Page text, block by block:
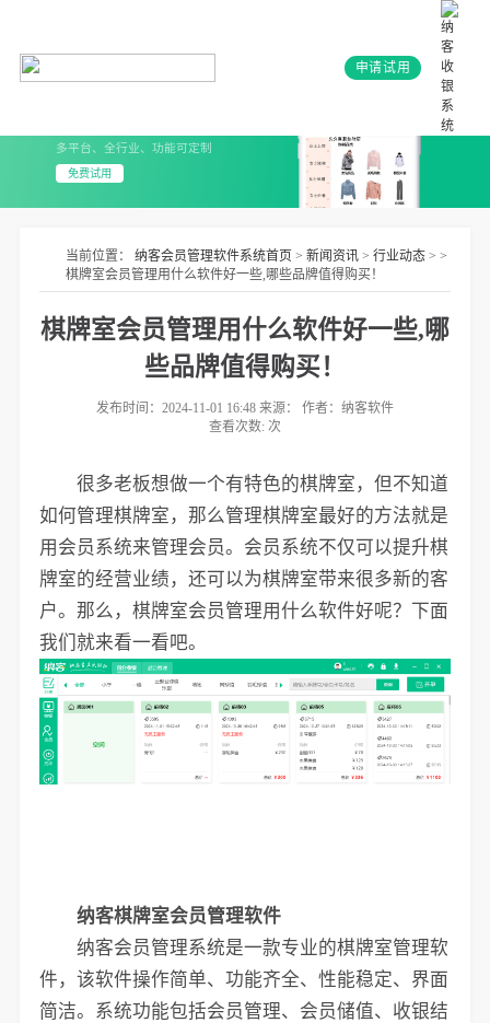
申请试用
多平台、全行业、功能可定制
免费试用
当前位置： 纳客会员管理软件系统首页> 新闻资讯> 行业动态> >
棋牌室会员管理用什么软件好一些,哪些品牌值得购买！
棋牌室会员管理用什么软件好一些,哪
些品牌值得购买！
发布时间：2024-11-01 16:48 来源： 作者：纳客软件
查看次数: 次
很多老板想做一个有特色的棋牌室，但不知道
如何管理棋牌室，那么管理棋牌室最好的方法就是
用会员系统来管理会员。会员系统不仅可以提升棋
牌室的经营业绩，还可以为棋牌室带来很多新的客
户。那么，棋牌室会员管理用什么软件好呢？下面
我们就来看一看吧。
纳客棋牌室会员管理软件
纳客会员管理系统是一款专业的棋牌室管理软
件，该软件操作简单、功能齐全、性能稳定、界面
简洁。系统功能包括会员管理、会员储值、收银结